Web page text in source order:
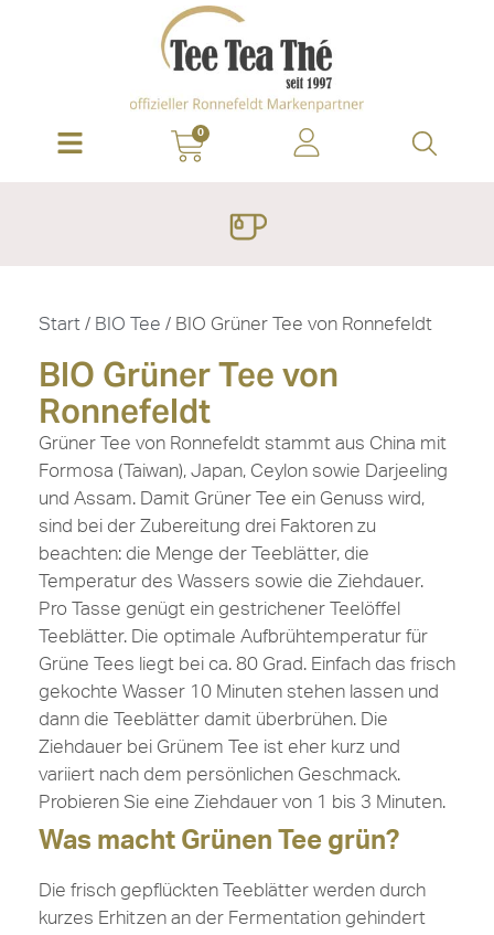
0
Start / BIO Tee / BIO Grüner Tee von Ronnefeldt
BIO Grüner Tee von
Ronnefeldt
Grüner Tee von Ronnefeldt stammt aus China mit
Formosa (Taiwan), Japan, Ceylon sowie Darjeeling
und Assam. Damit Grüner Tee ein Genuss wird,
sind bei der Zubereitung drei Faktoren zu
beachten: die Menge der Teeblätter, die
Temperatur des Wassers sowie die Ziehdauer.
Pro Tasse genügt ein gestrichener Teelöffel
Teeblätter. Die optimale Aufbrühtemperatur für
Grüne Tees liegt bei ca. 80 Grad. Einfach das frisch
gekochte Wasser 10 Minuten stehen lassen und
dann die Teeblätter damit überbrühen. Die
Ziehdauer bei Grünem Tee ist eher kurz und
variiert nach dem persönlichen Geschmack.
Probieren Sie eine Ziehdauer von 1 bis 3 Minuten.
Was macht Grünen Tee grün?
Die frisch gepflückten Teeblätter werden durch
kurzes Erhitzen an der Fermentation gehindert